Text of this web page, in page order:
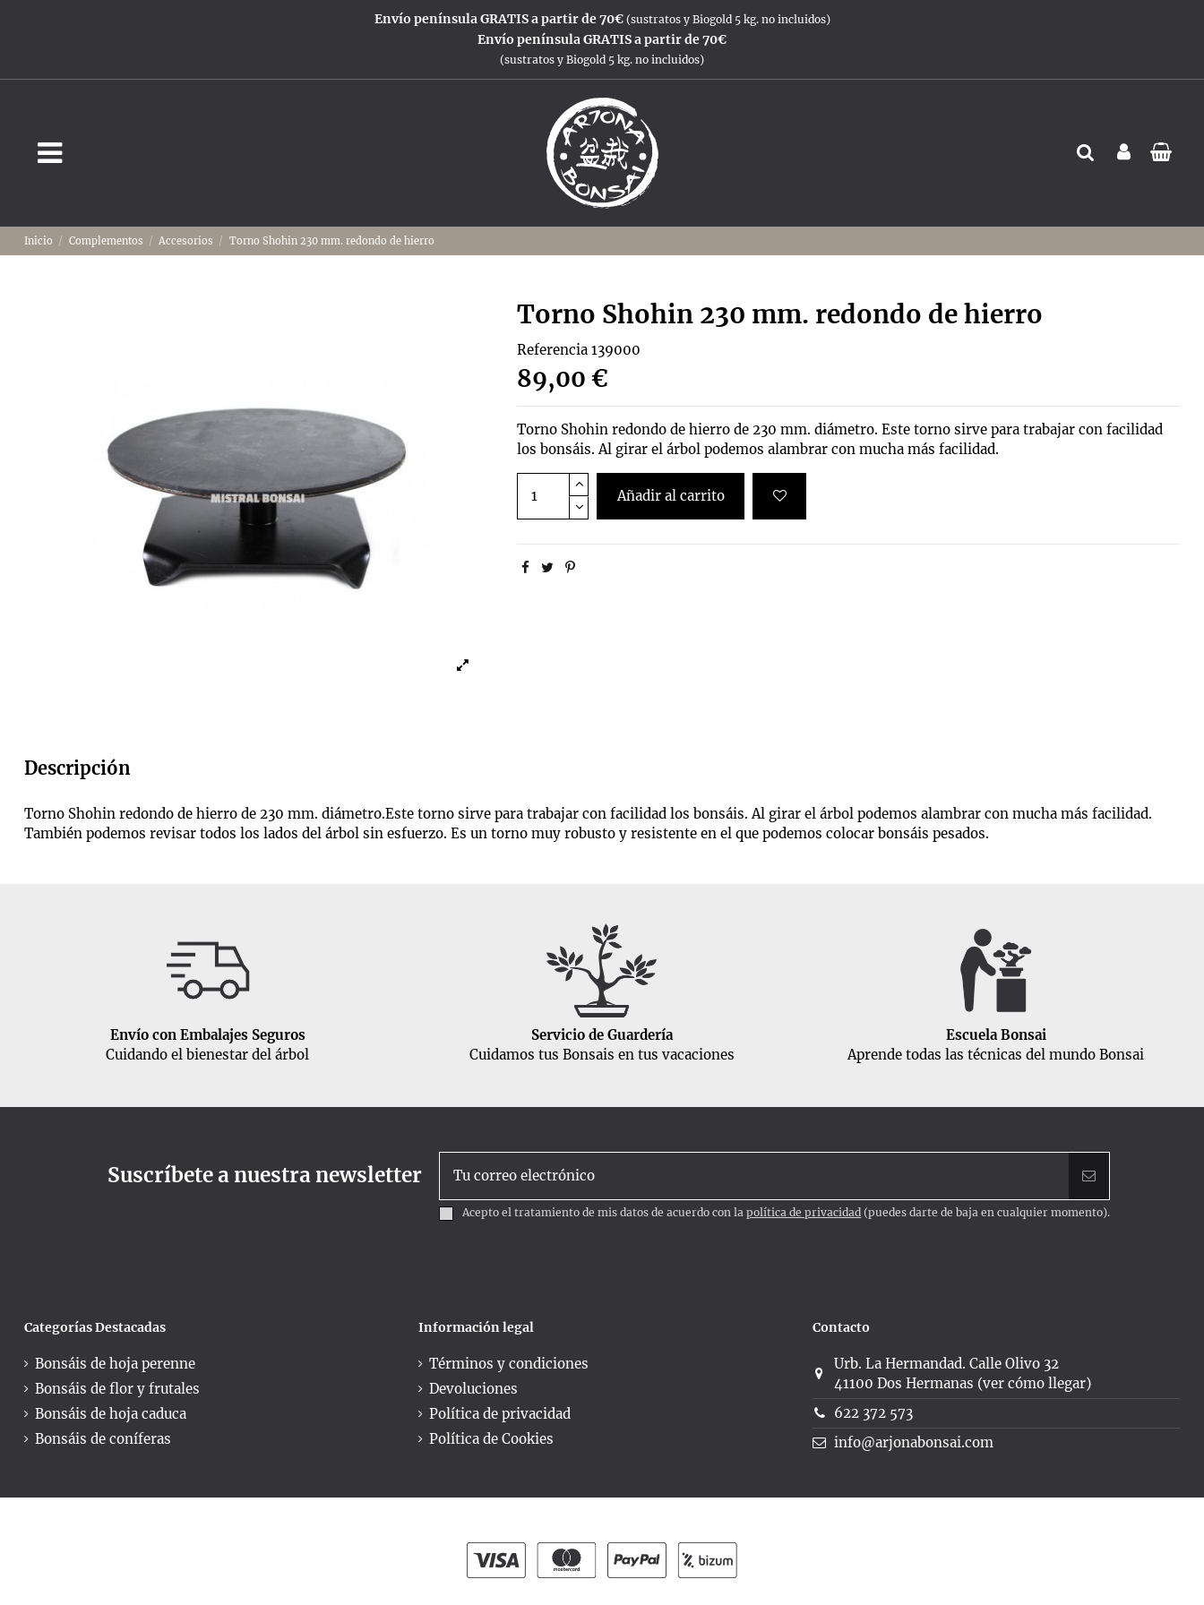
Envío península GRATIS a partir de 70€ (sustratos y Biogold 5 kg. no incluidos)
Envío península GRATIS a partir de 70€
(sustratos y Biogold 5 kg. no incluidos)
Inicio Complementos Accesorios Torno Shohin 230 mm. redondo de hierro
Torno Shohin 230 mm. redondo de hierro
Referencia 139000
89,00 €
Torno Shohin redondo de hierro de 230 mm. diámetro. Este torno sirve para trabajar con facilidad
los bonsáis. Al girar el árbol podemos alambrar con mucha más facilidad.
Añadir al carrito
Descripción
Torno Shohin redondo de hierro de 230 mm. diámetro.Este torno sirve para trabajar con facilidad los bonsáis. Al girar el árbol podemos alambrar con mucha más facilidad.
También podemos revisar todos los lados del árbol sin esfuerzo. Es un torno muy robusto y resistente en el que podemos colocar bonsáis pesados.
Envío con Embalajes Seguros
Cuidando el bienestar del árbol
Servicio de Guardería
Cuidamos tus Bonsais en tus vacaciones
Escuela Bonsai
Aprende todas las técnicas del mundo Bonsai
Suscríbete a nuestra newsletter
Acepto el tratamiento de mis datos de acuerdo con lapolítica de privacidad (puedes darte de baja en cualquier momento).
Categorías Destacadas
Bonsáis de hoja perenne
Bonsáis de flor y frutales
Bonsáis de hoja caduca
Bonsáis de coníferas
Información legal
Términos y condiciones
Devoluciones
Política de privacidad
Política de Cookies
Contacto
Urb. La Hermandad. Calle Olivo 32
41100 Dos Hermanas (ver cómo llegar)
622 372 573
info@arjonabonsai.com